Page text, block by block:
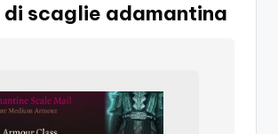
scaglie adamantina